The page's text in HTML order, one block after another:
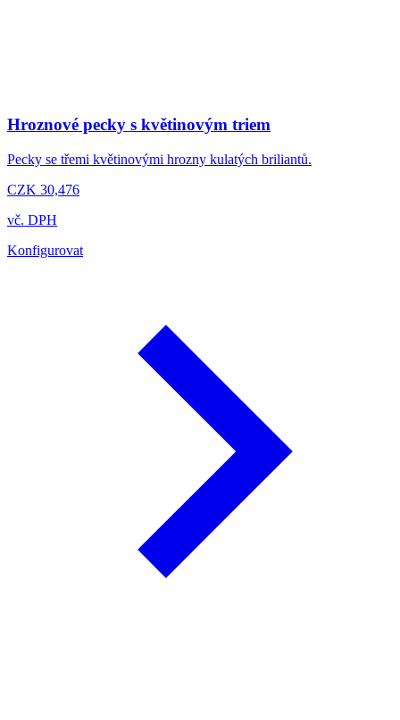
Hroznové pecky s květinovým triem
Pecky se třemi květinovými hrozny kulatých briliantů.
CZK 30,476
vč. DPH
Konfigurovat